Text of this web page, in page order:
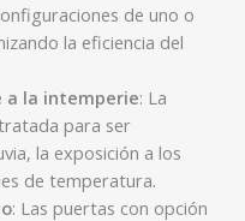
de uno o
la eficiencia del
a la intemperie: La
para ser
la exposición a los
de temperatura.
: Las puertas con opción